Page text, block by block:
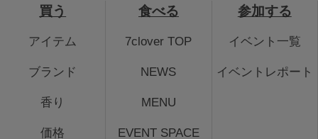
買う
アイテム
ブランド
香り
価格
食べる
7clover TOP
NEWS
MENU
EVENT SPACE
参加する
イベント一覧
イベントレポート